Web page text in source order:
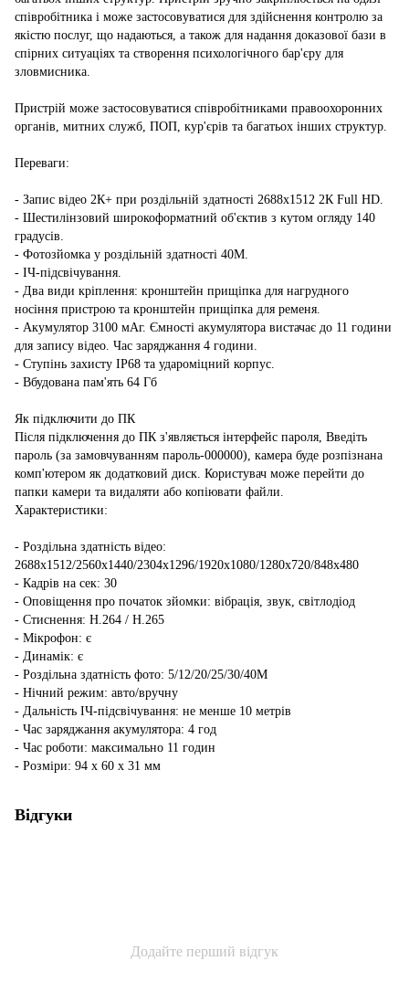
співробітника і може застосовуватися для здійснення контролю за
якістю послуг, що надаються, а також для надання доказової бази в
спірних ситуаціях та створення психологічного бар'єру для
зловмисника.
Пристрій може застосовуватися співробітниками правоохоронних
органів, митних служб, ПОП, кур'єрів та багатьох інших структур.
Переваги:
- Запис відео 2К+ при роздільній здатності 2688х1512 2К Full HD.
- Шестилінзовий широкоформатний об'єктив з кутом огляду 140
градусів.
- Фотозйомка у роздільній здатності 40М.
- ІЧ-підсвічування.
- Два види кріплення: кронштейн прищіпка для нагрудного
носіння пристрою та кронштейн прищіпка для ременя.
- Акумулятор 3100 мАг. Ємності акумулятора вистачає до 11 години
для запису відео. Час заряджання 4 години.
- Ступінь захисту IP68 та удароміцний корпус.
- Вбудована пам'ять 64 Гб
Як підключити до ПК
Після підключення до ПК з'являється інтерфейс пароля, Введіть
пароль (за замовчуванням пароль-000000), камера буде розпізнана
комп'ютером як додатковий диск. Користувач може перейти до
папки камери та видаляти або копіювати файли.
Характеристики:
- Роздільна здатність відео:
2688х1512/2560х1440/2304х1296/1920х1080/1280х720/848х480
- Кадрів на сек: 30
- Оповіщення про початок зйомки: вібрація, звук, світлодіод
- Стиснення: H.264 / H.265
- Мікрофон: є
- Динамік: є
- Роздільна здатність фото: 5/12/20/25/30/40М
- Нічний режим: авто/вручну
- Дальність ІЧ-підсвічування: не менше 10 метрів
- Час заряджання акумулятора: 4 год
- Час роботи: максимально 11 годин
- Розміри: 94 x 60 x 31 мм
Відгуки
Додайте перший відгук